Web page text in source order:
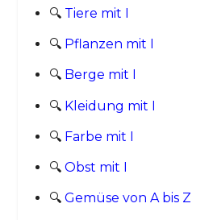
🔍 Tiere mit I
🔍 Pflanzen mit I
🔍 Berge mit I
🔍 Kleidung mit I
🔍 Farbe mit I
🔍 Obst mit I
🔍 Gemüse von A bis Z